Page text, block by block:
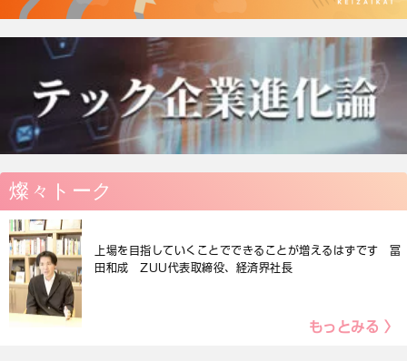
燦々トーク
上場を目指していくことでできることが増えるはずです 冨
田和成 ZUU代表取締役、経済界社長
もっとみる 〉